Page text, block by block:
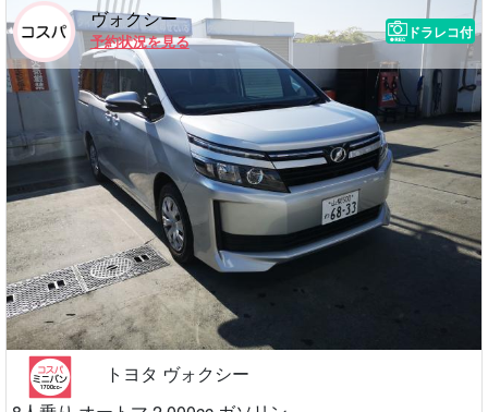
5人乗り オートマ 1,190cc ガソリン
特徴 禁煙車 スタッドレス ちょい乗りに最適!
利用可能オプション
ナビ 免責補償 免責補償ワイド スタッドレ
ス
6時間料金 3,600円（税込）
24時間料金 6,700円（税込）
空車確認 電話する
ヴォクシー
予約状況を見る